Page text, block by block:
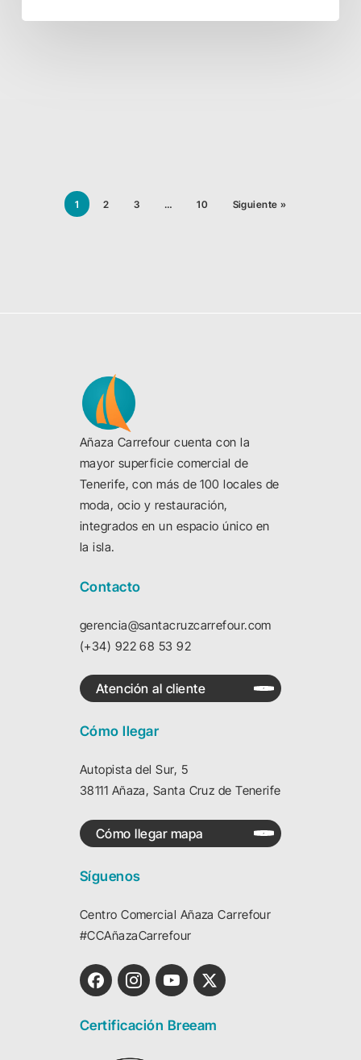
1 2 3 … 10 Siguiente »
Añaza Carrefour cuenta con la
mayor superficie comercial de
Tenerife, con más de 100 locales de
moda, ocio y restauración,
integrados en un espacio único en
la isla.
Contacto
gerencia@santacruzcarrefour.com
(+34) 922 68 53 92
Atención al cliente
Cómo llegar
Autopista del Sur, 5
38111 Añaza, Santa Cruz de Tenerife
Cómo llegar mapa
Síguenos
Centro Comercial Añaza Carrefour
#CCAñazaCarrefour
Certificación Breeam